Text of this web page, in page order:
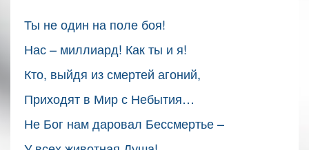
Ты не один на поле боя!
Нас – миллиард! Как ты и я!
Кто, выйдя из смертей агоний,
Приходят в Мир с Небытия…
Не Бог нам даровал Бессмертье –